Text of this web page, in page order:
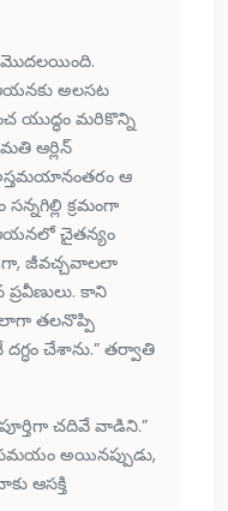
మొదలయింది.
అలసట
యుద్ధం మరికొన్ని
ఆర్లిన్
ఆ
క్రమంగా
చైతన్యం
జీవచ్చవాలలా
కాని
తలనొప్పి
దగ్ధం చేశాను.” తర్వాతి
చదివే వాడిని.”
అయినప్పుడు,
ఆసక్తి